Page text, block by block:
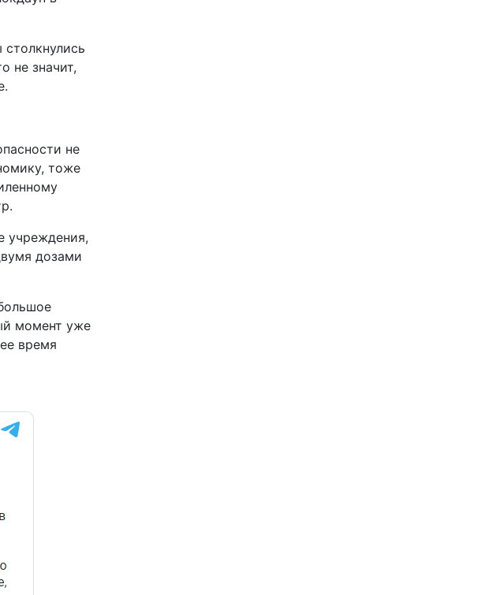
не значит,
не
тоже
учреждения,
дозами
момент уже
время